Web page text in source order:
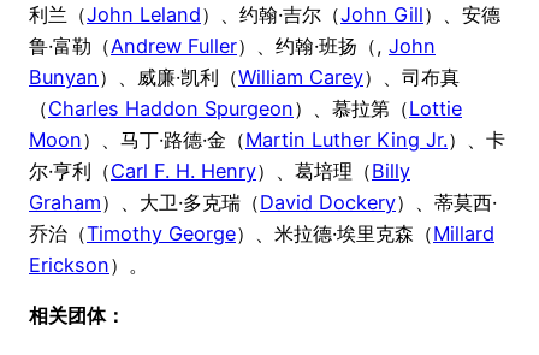
利兰（John Leland）、约翰·吉尔（John Gill）、安德
鲁·富勒（Andrew Fuller）、约翰·班扬（, John
Bunyan）、威廉·凯利（William Carey）、司布真
（Charles Haddon Spurgeon）、慕拉第（Lottie
Moon）、马丁·路德·金（Martin Luther King Jr.）、卡
尔·亨利（Carl F. H. Henry）、葛培理（Billy
Graham）、大卫·多克瑞（David Dockery）、蒂莫西·
乔治（Timothy George）、米拉德·埃里克森（Millard
Erickson）。
相关团体：